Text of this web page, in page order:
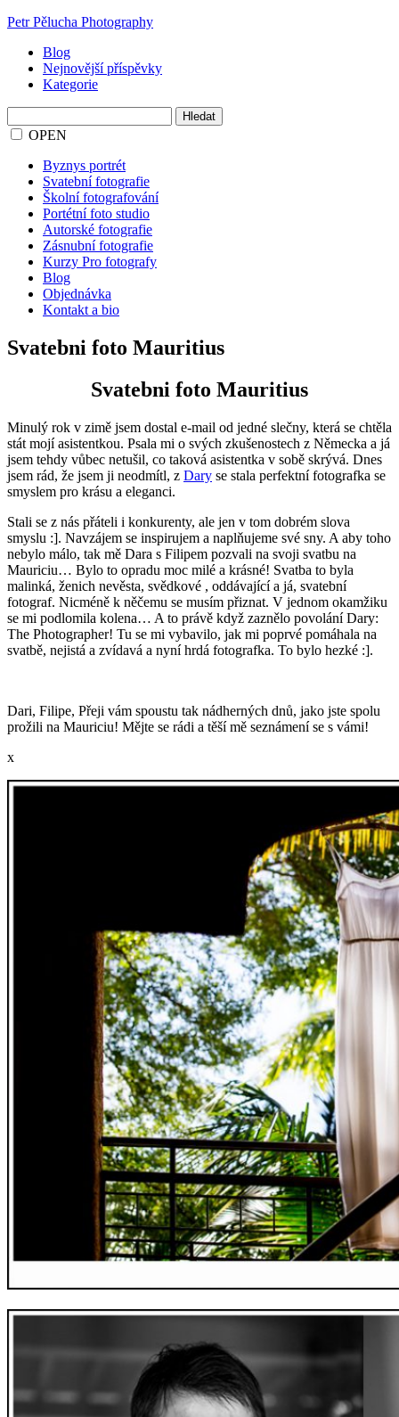
Petr Pělucha Photography
Blog
Nejnovější příspěvky
Kategorie
OPEN
Byznys portrét
Svatební fotografie
Školní fotografování
Portétní foto studio
Autorské fotografie
Zásnubní fotografie
Kurzy Pro fotografy
Blog
Objednávka
Kontakt a bio
Svatebni foto Mauritius
Svatebni foto Mauritius
Minulý rok v zimě jsem dostal e-mail od jedné slečny, která se chtěla
stát mojí asistentkou. Psala mi o svých zkušenostech z Německa a já
jsem tehdy vůbec netušil, co taková asistentka v sobě skrývá. Dnes
jsem rád, že jsem ji neodmítl, z Dary se stala perfektní fotografka se
smyslem pro krásu a eleganci.
Stali se z nás přáteli i konkurenty, ale jen v tom dobrém slova
smyslu :]. Navzájem se inspirujem a naplňujeme své sny. A aby toho
nebylo málo, tak mě Dara s Filipem pozvali na svoji svatbu na
Mauriciu… Bylo to opradu moc milé a krásné! Svatba to byla
malinká, ženich nevěsta, svědkové , oddávající a já, svatební
fotograf. Nicméně k něčemu se musím přiznat. V jednom okamžiku
se mi podlomila kolena… A to právě když zaznělo povolání Dary:
The Photographer! Tu se mi vybavilo, jak mi poprvé pomáhala na
svatbě, nejistá a zvídavá a nyní hrdá fotografka. To bylo hezké :].
Dari, Filipe, Přeji vám spoustu tak nádherných dnů, jako jste spolu
prožili na Mauriciu! Mějte se rádi a těší mě seznámení se s vámi!
x